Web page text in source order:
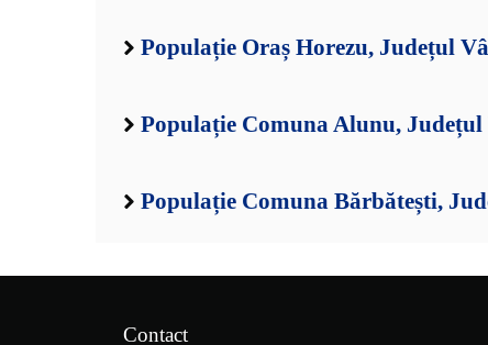
Populație Oraș Horezu, Județul
Populație Comuna Alunu, Județul
Populație Comuna Bărbătești,
Contact